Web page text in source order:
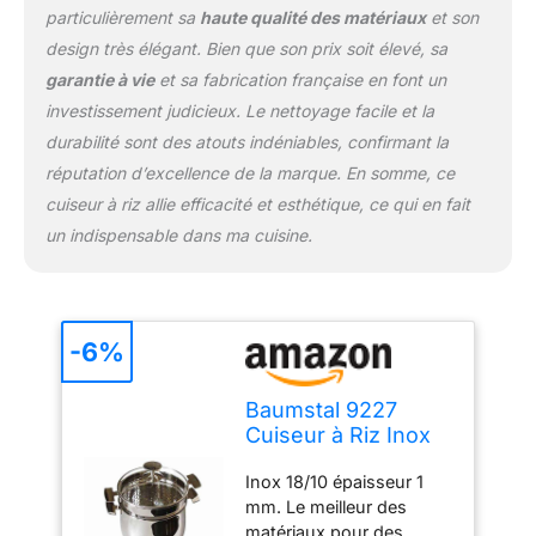
particulièrement sa haute qualité des matériauxet son
design très élégant. Bien que son prix soit élevé, sa
garantie à vieet sa fabrication française en font un
investissement judicieux. Le nettoyage facile et la
durabilité sont des atouts indéniables, confirmant la
réputation d’excellence de la marque. En somme, ce
cuiseur à riz allie efficacité et esthétique, ce qui en fait
un indispensable dans ma cuisine.
Baumstal 9227
Cuiseur à Riz Inox
Métallisé
Inox 18/10 épaisseur 1
mm. Le meilleur des
matériaux pour des
-6%